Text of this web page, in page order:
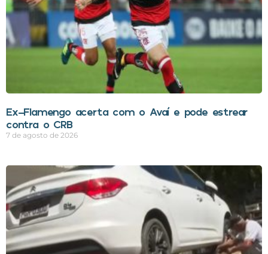
Ex-Flamengo acerta com o Avaí e pode estrear
contra o CRB
7 de agosto de 2026